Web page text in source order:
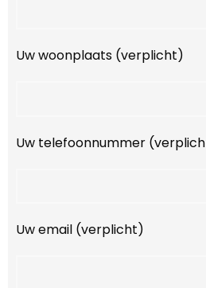
Uw woonplaats (verplicht)
Uw telefoonnummer
Uw email (verplicht)